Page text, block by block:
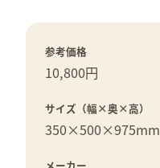
参考価格
10,800円
サイズ（幅×奥×高）
350×500×975mm
メーカー